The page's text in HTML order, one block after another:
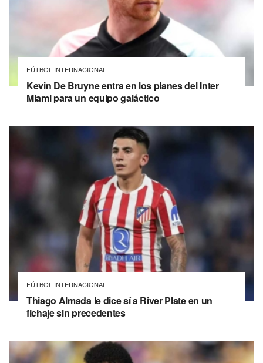
FÚTBOL INTERNACIONAL
Kevin De Bruyne entra en los planes del Inter
Miami para un equipo galáctico
FÚTBOL INTERNACIONAL
Thiago Almada le dice sí a River Plate en un
fichaje sin precedentes